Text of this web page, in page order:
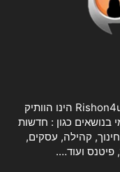
פורטל האינטרנט של ראשון לציון Rishon4u.co.il הינו הוותיק
בנושאים כגון : חדשות
קהילה, עסקים,
פיטנס ועוד….